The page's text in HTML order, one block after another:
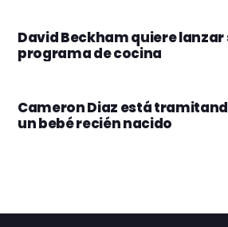
David Beckham quiere lanzar
programa de cocina
Cameron Diaz está
un bebé recién nacido